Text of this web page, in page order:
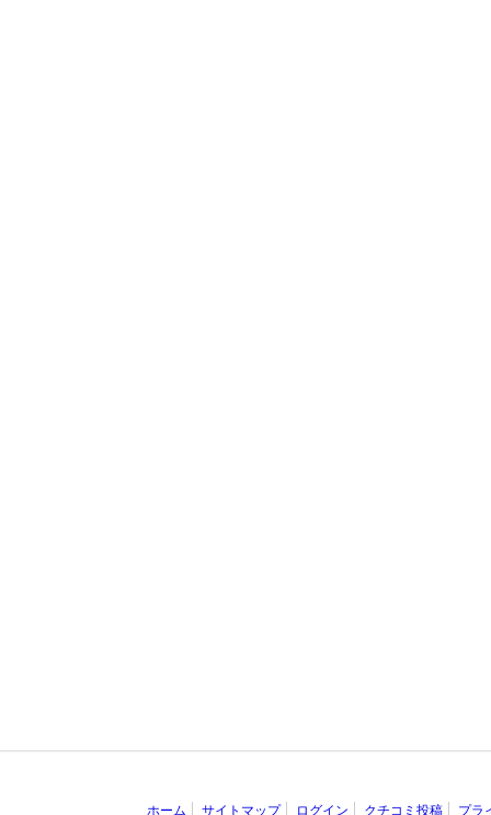
ホーム サイトマップ ログイン クチコミ投稿 プラ